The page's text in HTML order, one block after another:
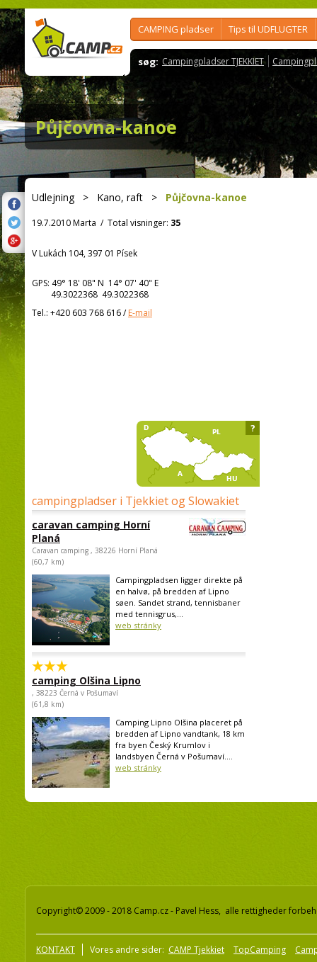
CAMPING pladser Tips til UDFLUGTER
søg: Campingpladser TJEKKIET
Půjčovna-kanoe
Udlejning> Kano, raft > Půjčovna-kanoe
19.7.2010 Marta / Total visninger: 35
V Lukách 104, 397 01 Písek
GPS: 49° 18' 08" N 14° 07' 40" E
49.3022368 49.3022368
Tel.: +420 603 768 616/E-mail
campingpladser i Tjekkiet og Slowakiet
caravan camping Horní
Planá
Caravan camping , 38226 Horní Planá
(60,7 km)
Campingpladsen ligger direkte på
en halvø, på bredden af Lipno
søen. Sandet strand, tennisbaner
med tennisgrus,...
web stránky
camping Olšina Lipno
, 38223 Černá v Pošumaví
(61,8 km)
Camping Lipno Olšina placeret på
bredden af Lipno vandtank, 18 km
fra byen Český Krumlov i
landsbyen Černá v Pošumaví....
web stránky
?
Copyright© 2009 - 2018 Camp.cz - Pavel Hess, alle rettigheder
KONTAKT Vores andre sider: CAMP Tjekkiet TopCamping